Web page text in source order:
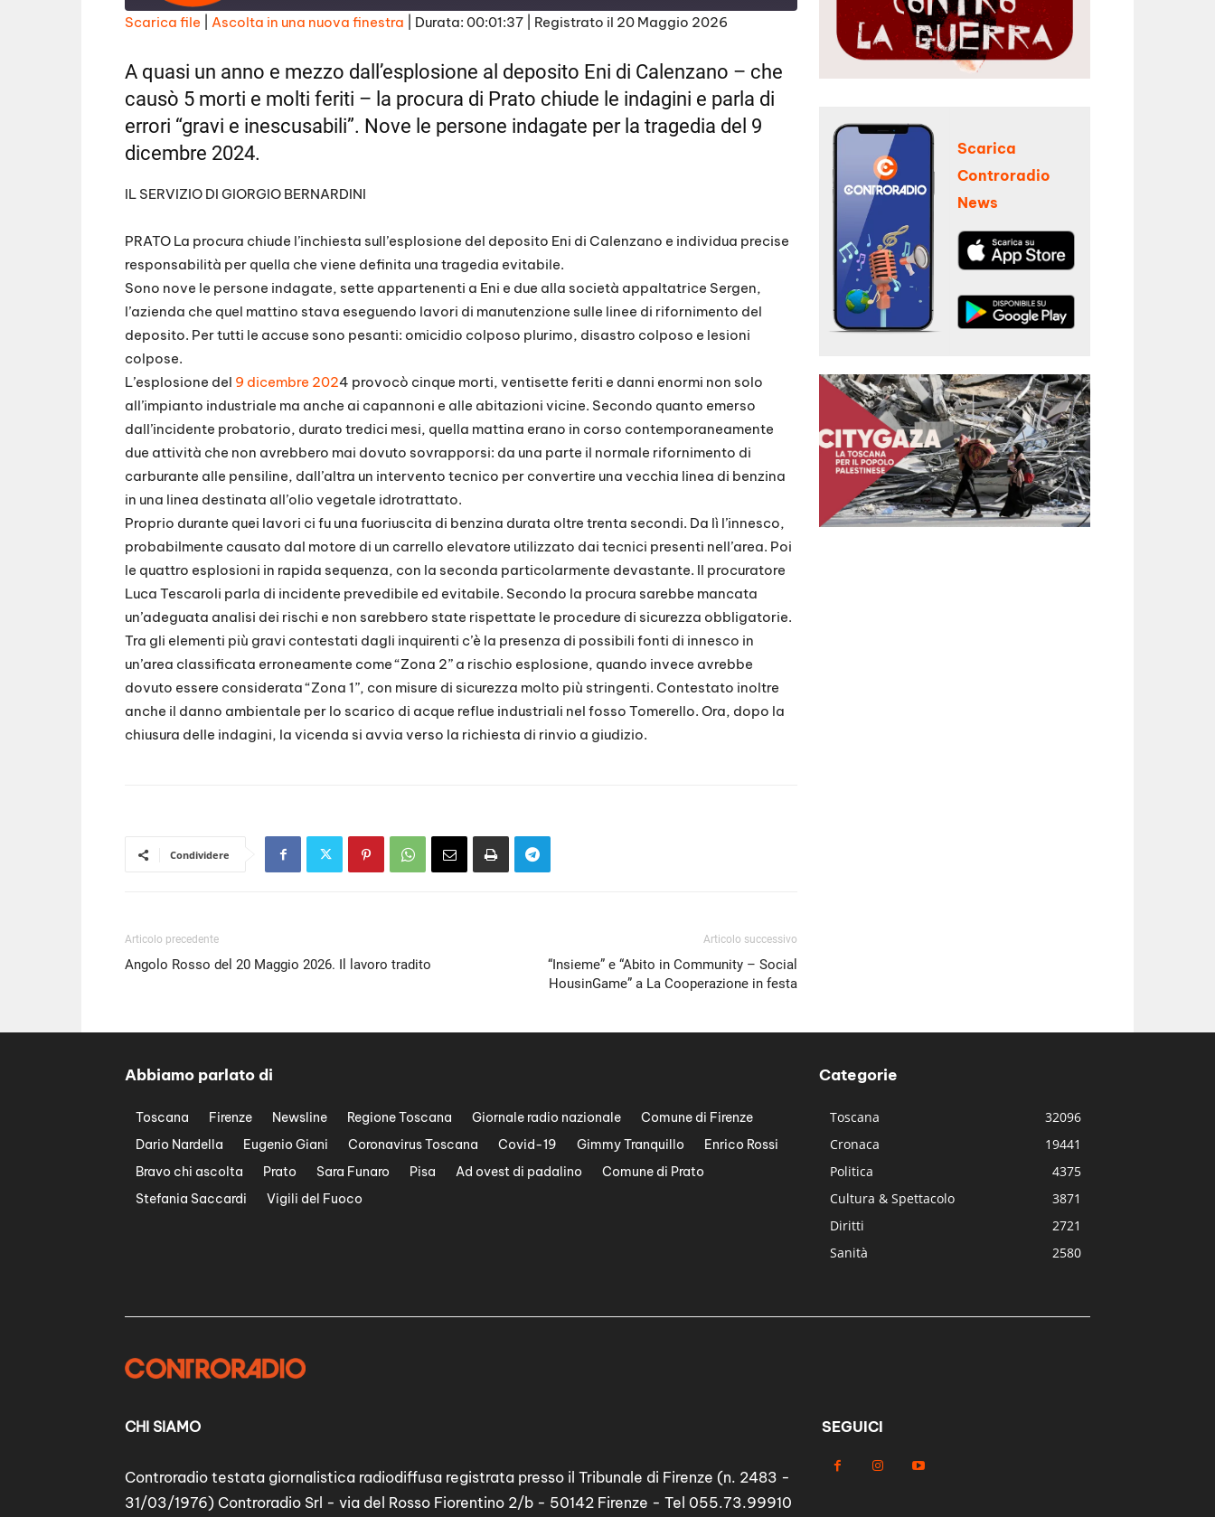
RSS FEED
LINK
EMBED
Scarica file Ascolta in una nuova finestra Durata: 00:01:37 Registrato il 20 Maggio 2026
A quasi un anno e mezzo dall’esplosione al deposito Eni di Calenzano – che
causò 5 morti e molti feriti – la procura di Prato chiude le indagini e parla di
errori “gravi e inescusabili”. Nove le persone indagate per la tragedia del 9
dicembre 2024.
IL SERVIZIO DI GIORGIO BERNARDINI
PRATO La procura chiude l’inchiesta sull’esplosione del deposito Eni di Calenzano e individua precise
responsabilità per quella che viene definita una tragedia evitabile.
Sono nove le persone indagate, sette appartenenti a Eni e due alla società appaltatrice Sergen,
l’azienda che quel mattino stava eseguendo lavori di manutenzione sulle linee di rifornimento del
deposito. Per tutti le accuse sono pesanti: omicidio colposo plurimo, disastro colposo e lesioni
colpose.
L’esplosione del 9 dicembre 2024 provocò cinque morti, ventisette feriti e danni enormi non solo
all’impianto industriale ma anche ai capannoni e alle abitazioni vicine. Secondo quanto emerso
dall’incidente probatorio, durato tredici mesi, quella mattina erano in corso contemporaneamente
due attività che non avrebbero mai dovuto sovrapporsi: da una parte il normale rifornimento di
carburante alle pensiline, dall’altra un intervento tecnico per convertire una vecchia linea di benzina
in una linea destinata all’olio vegetale idrotrattato.
Proprio durante quei lavori ci fu una fuoriuscita di benzina durata oltre trenta secondi. Da lì l’innesco,
probabilmente causato dal motore di un carrello elevatore utilizzato dai tecnici presenti nell’area. Poi
le quattro esplosioni in rapida sequenza, con la seconda particolarmente devastante. Il procuratore
Luca Tescaroli parla di incidente prevedibile ed evitabile. Secondo la procura sarebbe mancata
un’adeguata analisi dei rischi e non sarebbero state rispettate le procedure di sicurezza obbligatorie.
Tra gli elementi più gravi contestati dagli inquirenti c’è la presenza di possibili fonti di innesco in
un’area classificata erroneamente come “Zona 2” a rischio esplosione, quando invece avrebbe
dovuto essere considerata “Zona 1”, con misure di sicurezza molto più stringenti. Contestato inoltre
anche il danno ambientale per lo scarico di acque reflue industriali nel fosso Tomerello. Ora, dopo la
chiusura delle indagini, la vicenda si avvia verso la richiesta di rinvio a giudizio.
Condividere
Articolo precedente
Angolo Rosso del 20 Maggio 2026. Il lavoro tradito
Articolo successivo
“Insieme” e “Abito in Community – Social
HousinGame” a La Cooperazione in festa
Scarica
Controradio
News
Abbiamo parlato di
Toscana Firenze Newsline Regione Toscana Giornale radio nazionale
Comune di Firenze
Dario Nardella
Eugenio Giani Coronavirus Toscana Covid-19 Gimmy Tranquillo
Enrico Rossi
Bravo chi ascolta
Prato Sara Funaro Pisa Ad ovest di padalino
Comune di Prato
Stefania Saccardi
Vigili del Fuoco
Categorie
Toscana
32096
Cronaca
19441
Politica
4375
Cultura & Spettacolo
3871
Diritti
2721
Sanità
2580
CHI SIAMO
Controradio testata giornalistica radiodiffusa registrata presso il Tribunale di Firenze (n. 2483 -
31/03/1976) Controradio Srl - via del Rosso Fiorentino 2/b - 50142 Firenze - Tel 055.73.99910
SEGUICI